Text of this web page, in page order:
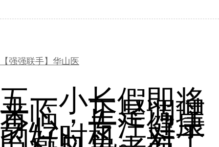
【强强联手】华山医
五一小长假即将
来临，正是调理
身心、专注健康
的好时机。对于